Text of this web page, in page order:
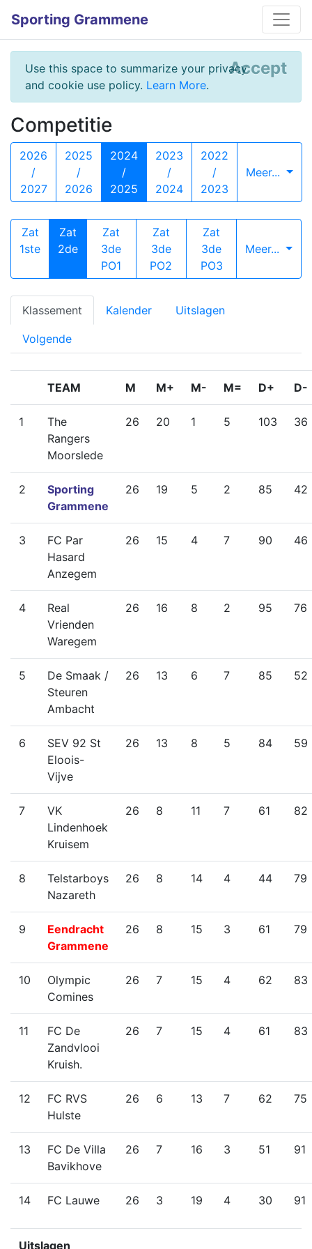
Sporting Grammene
Use this space to summarize your privacy
and cookie use policy. Learn More.
Accept
Competitie
2026
/
2027
2025
/
2026
2024
/
2025
2023
/
2024
2022
/
2023
Meer...
Zat
1ste
Zat
2de
Zat
3de
PO1
Zat
3de
PO2
Zat
3de
PO3
Meer...
Klassement Kalender Uitslagen
Volgende
TEAM M M+ M- M= D+ D-
1
The
Rangers
Moorslede
26 20 1 5 103 36
2
Sporting
Grammene
26 19 5 2 85 42
3
FC Par
Hasard
Anzegem
26 15 4 7 90 46
4
Real
Vrienden
Waregem
26 16 8 2 95 76
5
De Smaak /
Steuren
Ambacht
26 13 6 7 85 52
6
SEV 92 St
Eloois-
Vijve
26 13 8 5 84 59
7
VK
Lindenhoek
Kruisem
26 8 11 7 61 82
8
Telstarboys
Nazareth
26 8 14 4 44 79
9
Eendracht
Grammene
26 8 15 3 61 79
10
Olympic
Comines
26 7 15 4 62 83
11
FC De
Zandvlooi
Kruish.
26 7 15 4 61 83
12
FC RVS
Hulste
26 6 13 7 62 75
13
FC De Villa
Bavikhove
26 7 16 3 51 91
14 FC Lauwe 26 3 19 4 30 91
Uitslagen